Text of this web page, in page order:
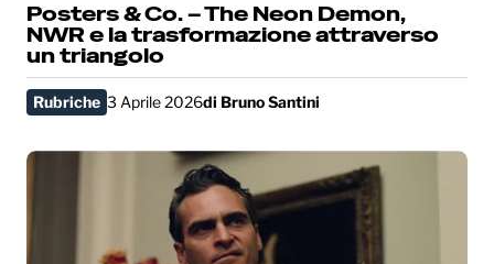
Posters & Co. – The Neon Demon,
NWR e la trasformazione attraverso
un triangolo
Rubriche 3 Aprile 2026di Bruno Santini